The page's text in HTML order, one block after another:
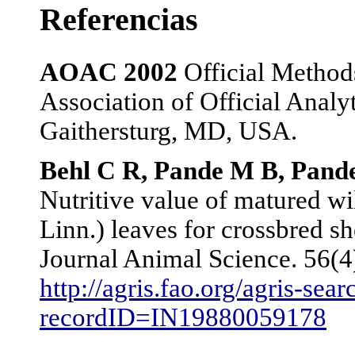
Referencias
AOAC 2002 Official
Association of Official
Gaithersturg, MD, USA.
Behl C R, Pande M B,
Nutritive value of matured
Linn.) leaves for crossbred
Journal Animal Science.
http://agris.fao.org/agris-
recordID=IN19880059178